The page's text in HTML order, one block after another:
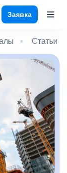
Заявка
Статьи